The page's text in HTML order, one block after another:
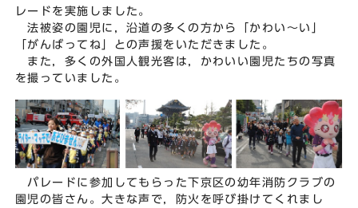
レードを実施しました。
法被姿の園児に，沿道の多くの方から「かわい～い」
「がんばってね」との声援をいただきました。
また，多くの外国人観光客は，かわいい園児たちの写真
を撮っていました。
パレードに参加してもらった下京区の幼年消防クラブの
園児の皆さん。大きな声で，防火を呼び掛けてくれまし